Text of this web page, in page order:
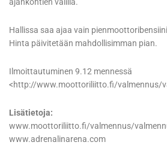
ajankohtien välillä.
Hallissa saa ajaa vain
Hinta päivitetään mahdollisimman pian.
Ilmoittautuminen 9.12 mennessä
<http://www.moottoriliitto.fi/valmennus/
Lisätietoja:
www.moottoriliitto.fi/valmennus/
www.adrenalinarena.com